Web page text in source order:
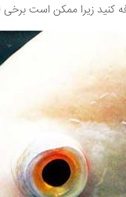
کنید زیرا ممکن است